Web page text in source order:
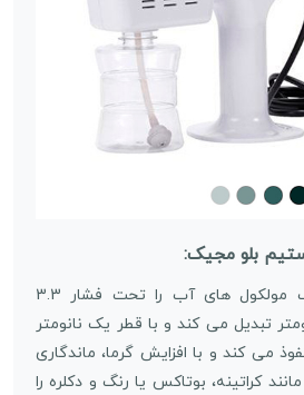
بلو مجیک:
دستگاه نانو استیم تک مولکول های آب را تحت فشار 3.3
به قطر 0.26 نانومتر تبدیل می کند و با قطر یک نانومتر
می کند و با افزایش گرما، ماندگاری
کراتینه، بوتاکس یا رنگ و دکلره را